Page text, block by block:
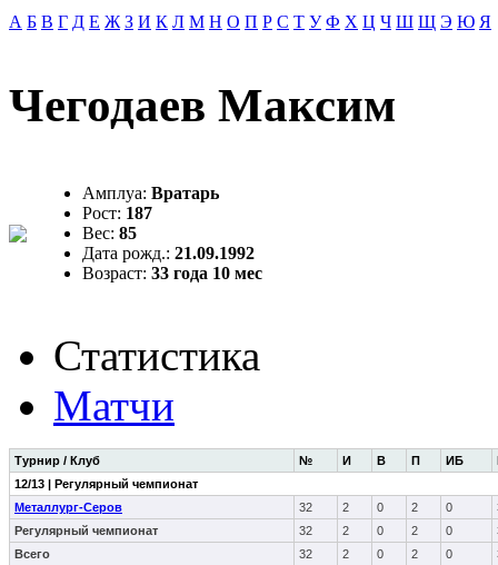
А Б В Г Д Е Ж З И К Л М Н О П Р С Т У Ф Х Ц Ч Ш Щ Э Ю Я
Чегодаев Максим
Амплуа: Вратарь
Рост: 187
Вес: 85
Дата рожд.: 21.09.1992
Возраст: 33 года 10 мес
Статистика
Матчи
Турнир / Клуб № И В П ИБ
12/13 | Регулярный чемпионат
Металлург-Серов
32 2 0 2 0
Регулярный чемпионат
32 2 0 2 0
Всего
32 2 0 2 0